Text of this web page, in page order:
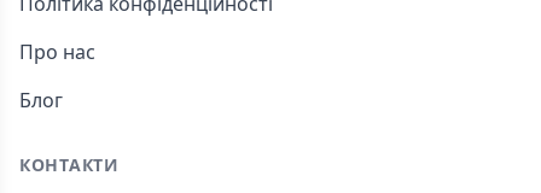
Про нас
Блог
КОНТАКТИ